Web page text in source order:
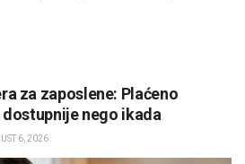
za zaposlene: Plaćeno
nego ikada
6, 2026